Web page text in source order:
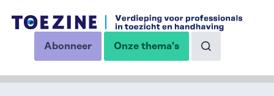
Ga naar de inhoud
Abonneer
op onze nieuwsbriefOnze thema's Naar de